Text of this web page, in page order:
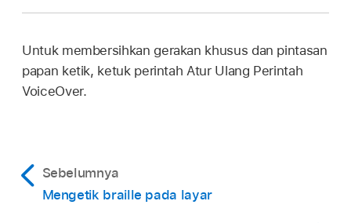
Untuk membersihkan gerakan khusus dan pintasan
papan ketik, ketuk perintah Atur Ulang Perintah
VoiceOver.
Sebelumnya
Mengetik braille pada layar